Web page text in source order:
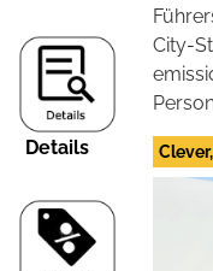
Details
City-